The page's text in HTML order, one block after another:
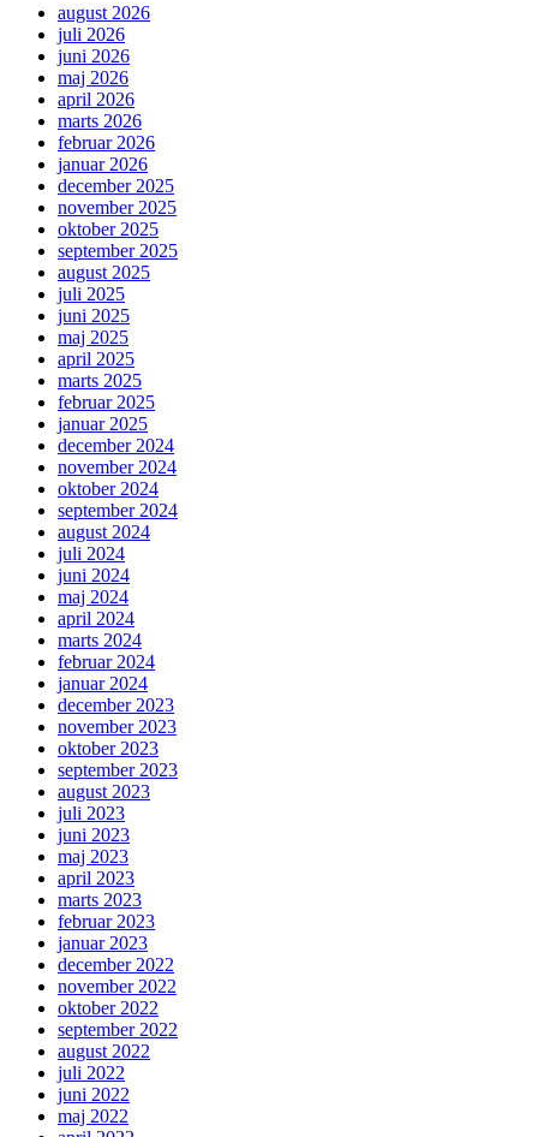
august 2026
juli 2026
juni 2026
maj 2026
april 2026
marts 2026
februar 2026
januar 2026
december 2025
november 2025
oktober 2025
september 2025
august 2025
juli 2025
juni 2025
maj 2025
april 2025
marts 2025
februar 2025
januar 2025
december 2024
november 2024
oktober 2024
september 2024
august 2024
juli 2024
juni 2024
maj 2024
april 2024
marts 2024
februar 2024
januar 2024
december 2023
november 2023
oktober 2023
september 2023
august 2023
juli 2023
juni 2023
maj 2023
april 2023
marts 2023
februar 2023
januar 2023
december 2022
november 2022
oktober 2022
september 2022
august 2022
juli 2022
juni 2022
maj 2022